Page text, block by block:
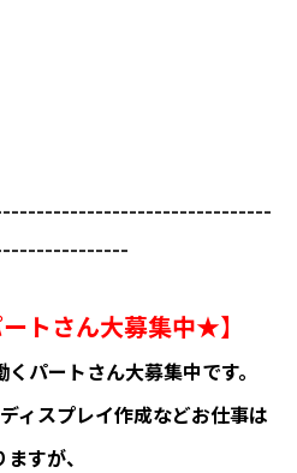
トさん大募集中★】
パートさん大募集中です。
ィスプレイ作成などお仕事は
すが、